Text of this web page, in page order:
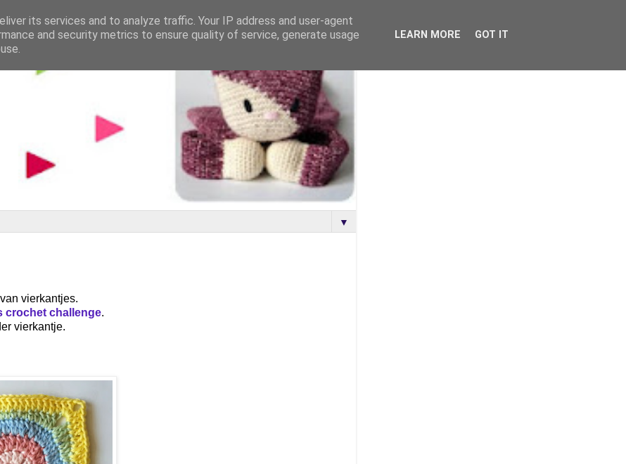
▼
vierkantjes.
crochet challenge.
vierkantje.
its services and to analyze traffic. Your IP address and user-agent
and security metrics to ensure quality of service, generate usage
LEARN MORE GOT IT